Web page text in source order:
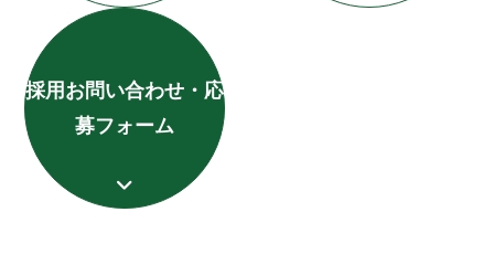
採用お問い合わせ・応
募フォーム